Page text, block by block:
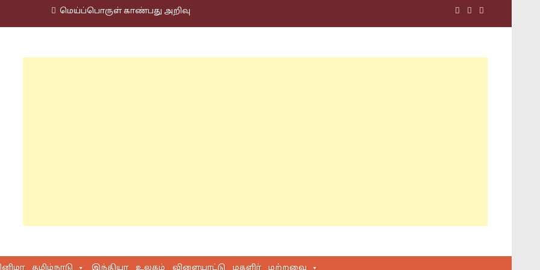
மெய்ப்பொருள் காண்பது அறிவு